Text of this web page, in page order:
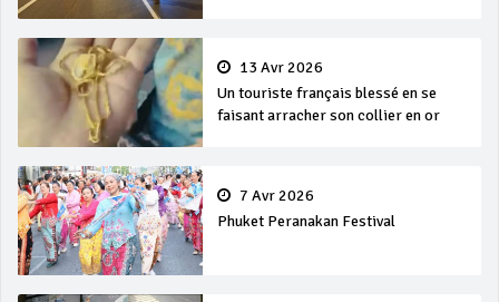
13 Avr 2026
Un touriste français blessé en se
faisant arracher son collier en or
7 Avr 2026
Phuket Peranakan Festival